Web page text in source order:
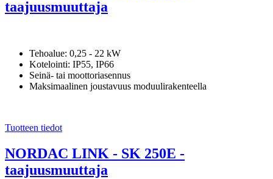
taajuusmuuttaja
Tehoalue: 0,25 - 22 kW
Kotelointi: IP55, IP66
Seinä- tai moottoriasennus
Maksimaalinen joustavuus moduulirakenteella
Tuotteen tiedot
NORDAC LINK - SK 250E -
taajuusmuuttaja